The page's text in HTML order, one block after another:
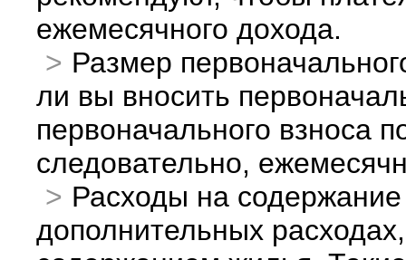
ежемесячного дохода.
Размер
ли вы вносить
первоначального взноса
следовательно,
Расходы на
дополнительных